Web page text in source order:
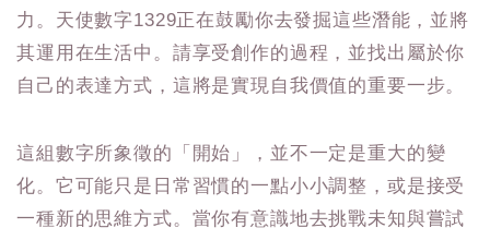
力。天使數字1329正在鼓勵你去發掘這些潛能，並將
其運用在生活中。請享受創作的過程，並找出屬於你
自己的表達方式，這將是實現自我價值的重要一步。
這組數字所象徵的「開始」，並不一定是重大的變
化。它可能只是日常習慣的一點小小調整，或是接受
一種新的思維方式。當你有意識地去挑戰未知與嘗試